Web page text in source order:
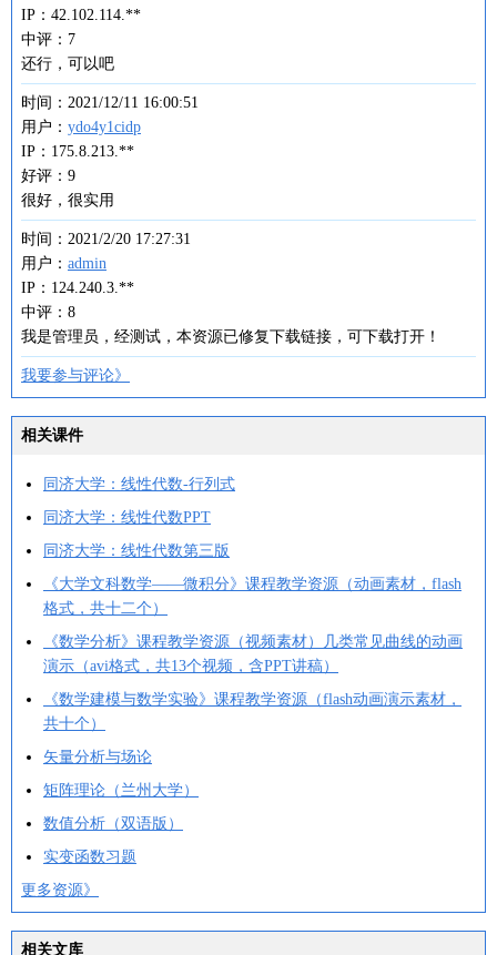
IP：42.102.114.**
中评：7
还行，可以吧
时间：2021/12/11 16:00:51
用户： ydo4y1cidp
IP：175.8.213.**
好评：9
很好，很实用
时间：2021/2/20 17:27:31
用户： admin
IP：124.240.3.**
中评：8
我是管理员，经测试，本资源已修复下载链接，可下载打开！
我要参与评论》
相关课件
同济大学：线性代数-行列式
同济大学：线性代数PPT
同济大学：线性代数第三版
《大学文科数学——微积分》课程教学资源（动画素材，flash
格式，共十二个）
《数学分析》课程教学资源（视频素材）几类常见曲线的动画
演示（avi格式，共13个视频，含PPT讲稿）
《数学建模与数学实验》课程教学资源（flash动画演示素材，
共十个）
矢量分析与场论
矩阵理论（兰州大学）
数值分析（双语版）
实变函数习题
更多资源》
相关文库